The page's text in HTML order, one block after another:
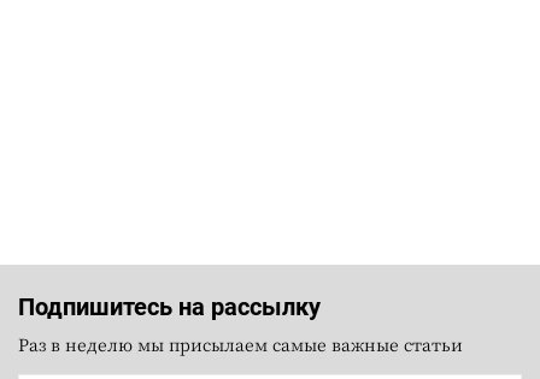
Подпишитесь на рассылку
Раз в неделю мы присылаем самые важные статьи